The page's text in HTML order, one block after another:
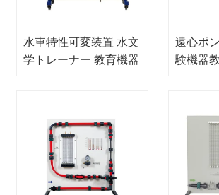
水車特性可変装置 水文
学トレーナー 教育機器
遠心ポ
験機器